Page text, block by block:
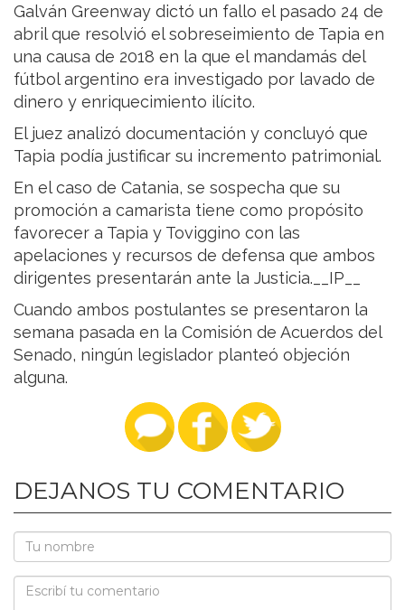
Galván Greenway dictó un fallo el pasado 24 de
abril que resolvió el sobreseimiento de Tapia en
una causa de 2018 en la que el mandamás del
fútbol argentino era investigado por lavado de
dinero y enriquecimiento ilícito.
El juez analizó documentación y concluyó que
Tapia podía justificar su incremento patrimonial.
En el caso de Catania, se sospecha que su
promoción a camarista tiene como propósito
favorecer a Tapia y Toviggino con las
apelaciones y recursos de defensa que ambos
dirigentes presentarán ante la Justicia.__IP__
Cuando ambos postulantes se presentaron la
semana pasada en la Comisión de Acuerdos del
Senado, ningún legislador planteó objeción
alguna.
DEJANOS TU COMENTARIO